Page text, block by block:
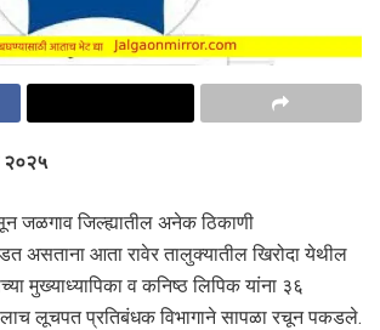
२०२५
जळगाव जिल्ह्यातील अनेक ठिकाणी
असताना आता रावेर तालुक्यातील खिरोदा येथील
मुख्याध्यापिका व कनिष्ठ लिपिक यांना ३६
लाच लूचपत प्रतिबंधक विभागाने सापळा रचून पकडले.